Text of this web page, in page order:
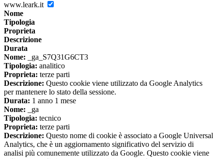
www.leark.it
Nome
Tipologia
Proprieta
Descrizione
Durata
Nome: _ga_S7Q31G6CT3
Tipologia: analitico
Proprieta: terze parti
Descrizione: Questo cookie viene utilizzato da Google Analytics
per mantenere lo stato della sessione.
Durata: 1 anno 1 mese
Nome: _ga
Tipologia: tecnico
Proprieta: terze parti
Descrizione: Questo nome di cookie è associato a Google Universal
Analytics, che è un aggiornamento significativo del servizio di
analisi più comunemente utilizzato da Google. Questo cookie viene